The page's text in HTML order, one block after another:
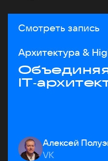
Смотреть запись
Архитектура &
Алексей
VK